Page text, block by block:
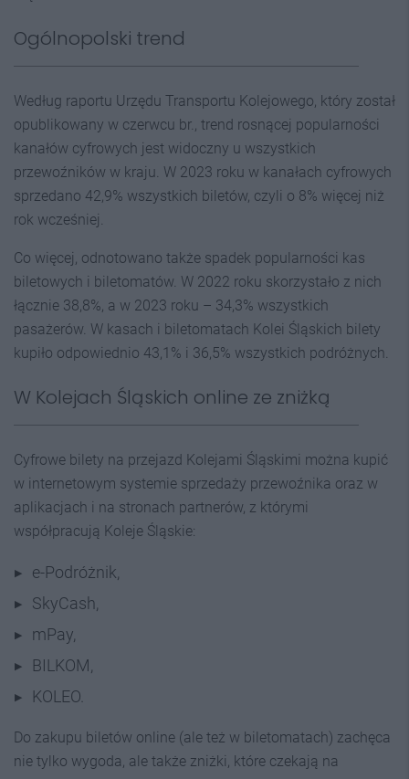
Ogólnopolski trend
Według raportu Urzędu Transportu Kolejowego, który został
opublikowany w czerwcu br., trend rosnącej popularności
kanałów cyfrowych jest widoczny u wszystkich
przewoźników w kraju. W 2023 roku w kanałach cyfrowych
sprzedano 42,9% wszystkich biletów, czyli o 8% więcej niż
rok wcześniej.
Co więcej, odnotowano także spadek popularności kas
biletowych i biletomatów. W 2022 roku skorzystało z nich
łącznie 38,8%, a w 2023 roku – 34,3% wszystkich
pasażerów. W kasach i biletomatach Kolei Śląskich bilety
kupiło odpowiednio 43,1% i 36,5% wszystkich podróżnych.
W Kolejach Śląskich online ze zniżką
Cyfrowe bilety na przejazd Kolejami Śląskimi można kupić
w internetowym systemie sprzedaży przewoźnika oraz w
aplikacjach i na stronach partnerów, z którymi
współpracują Koleje Śląskie:
e-Podróżnik,
SkyCash,
mPay,
BILKOM,
KOLEO.
Do zakupu biletów online (ale też w biletomatach) zachęca
nie tylko wygoda, ale także zniżki, które czekają na